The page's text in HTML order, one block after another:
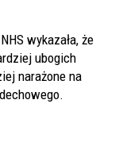
wykazała, że
ubogich
narażone na